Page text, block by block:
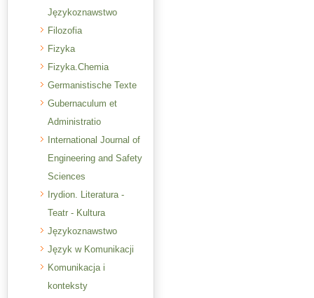
Językoznawstwo
Filozofia
Fizyka
Fizyka.Chemia
Germanistische Texte
Gubernaculum et
Administratio
International Journal of
Engineering and Safety
Sciences
Irydion. Literatura -
Teatr - Kultura
Językoznawstwo
Język w Komunikacji
Komunikacja i
konteksty